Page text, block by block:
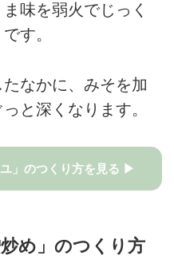
味を弱火でじっく
す。
なかに、みそを加
と深くなります。
」のつくり方を見る ▶
め」のつくり方